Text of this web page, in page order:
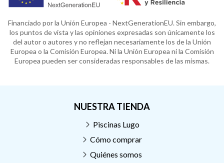
Financiado por la Unión Europea - NextGenerationEU. Sin embargo,
los puntos de vista y las opiniones expresadas son únicamente los
del autor o autores y no reflejan necesariamente los de la Unión
Europea o la Comisión Europea. Ni la Unión Europea ni la Comisión
Europea pueden ser consideradas responsables de las mismas.
NUESTRA TIENDA
Piscinas Lugo
Cómo comprar
Quiénes somos